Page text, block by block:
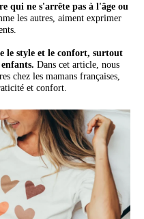
qui ne s'arrête pas à l'âge ou
les autres, aiment exprimer
le style et le confort, surtout
Dans cet article, nous
chez les mamans françaises,
et confort.